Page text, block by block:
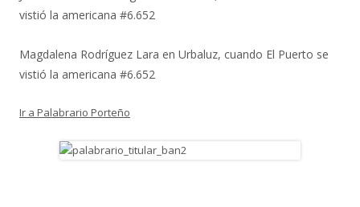
vistió la americana #6.652
Magdalena Rodríguez Lara en Urbaluz, cuando El Puerto se
vistió la americana #6.652
Ir a Palabrario Porteño